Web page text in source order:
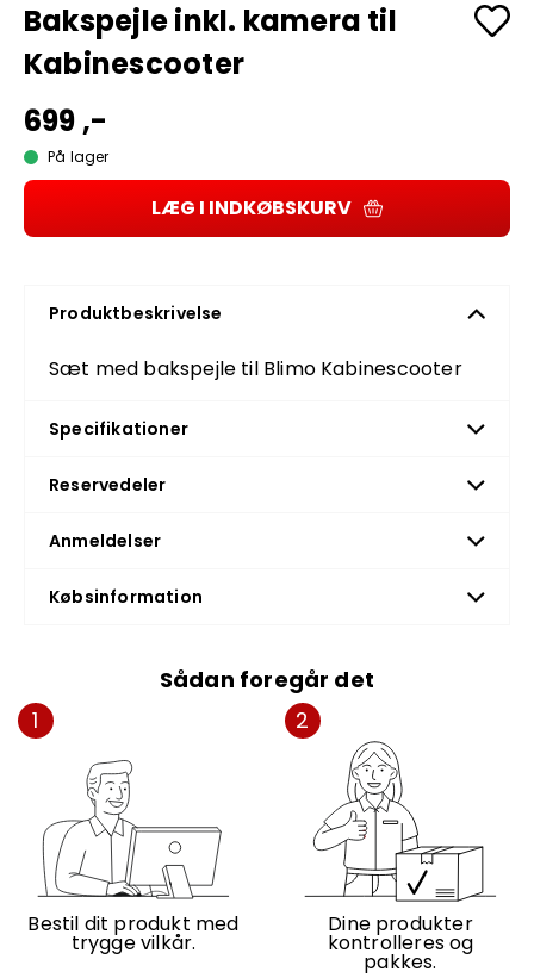
Bakspejle inkl. kamera til
Kabinescooter
699 ,-
På lager
LÆG I INDKØBSKURV
Produktbeskrivelse
Sæt med bakspejle til Blimo Kabinescooter
Specifikationer
Reservedeler
Anmeldelser
Købsinformation
Sådan foregår det
1
Bestil dit produkt med
trygge vilkår.
2
Dine produkter
kontrolleres og
pakkes.